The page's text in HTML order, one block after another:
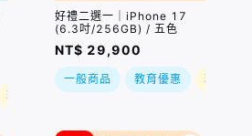
現折
好禮二選一｜iPhone 17
(6.3吋/256GB) / 五色
NT$ 29,900
一般商品 教育優惠 現折